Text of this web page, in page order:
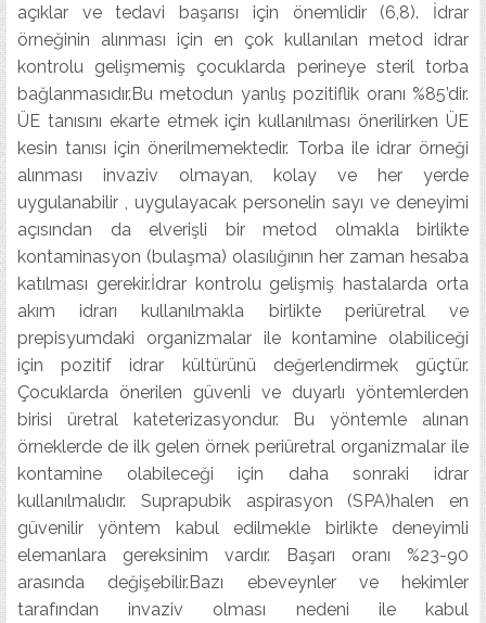
açıklar ve tedavi başarısı için önemlidir (6,8). İdrar
örneğinin alınması için en çok kullanılan metod idrar
kontrolu gelişmemiş çocuklarda perineye steril torba
bağlanmasıdır.Bu metodun yanlış pozitiflik oranı %85’dir.
ÜE tanısını ekarte etmek için kullanılması önerilirken ÜE
kesin tanısı için önerilmemektedir. Torba ile idrar örneği
alınması invaziv olmayan, kolay ve her yerde
uygulanabilir , uygulayacak personelin sayı ve deneyimi
açısından da elverişli bir metod olmakla birlikte
kontaminasyon (bulaşma) olasılığının her zaman hesaba
katılması gerekir.İdrar kontrolu gelişmiş hastalarda orta
akım idrarı kullanılmakla birlikte periüretral ve
prepisyumdaki organizmalar ile kontamine olabiliceği
için pozitif idrar kültürünü değerlendirmek güçtür.
Çocuklarda önerilen güvenli ve duyarlı yöntemlerden
birisi üretral kateterizasyondur. Bu yöntemle alınan
örneklerde de ilk gelen örnek periüretral organizmalar ile
kontamine olabileceği için daha sonraki idrar
kullanılmalıdır. Suprapubik aspirasyon (SPA)halen en
güvenilir yöntem kabul edilmekle birlikte deneyimli
elemanlara gereksinim vardır. Başarı oranı %23-90
arasında değişebilir.Bazı ebeveynler ve hekimler
tarafından invaziv olması nedeni ile kabul